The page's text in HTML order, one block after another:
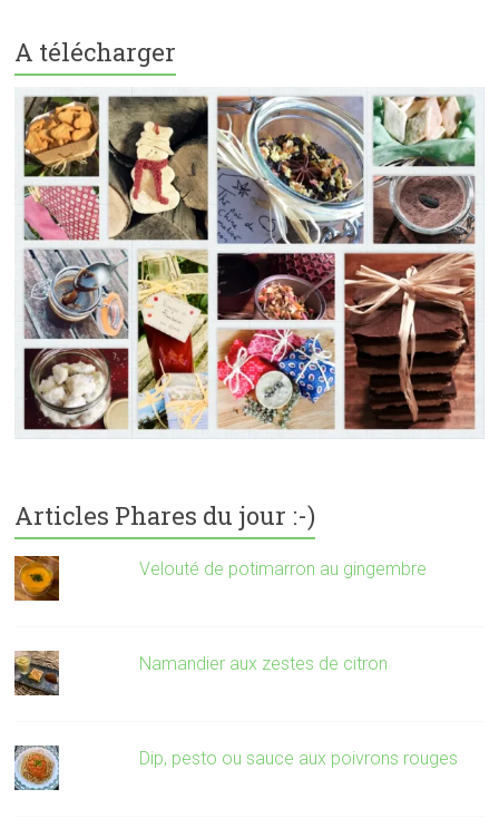
A télécharger
Articles Phares du jour :-)
Velouté de potimarron au gingembre
Namandier aux zestes de citron
Dip, pesto ou sauce aux poivrons rouges